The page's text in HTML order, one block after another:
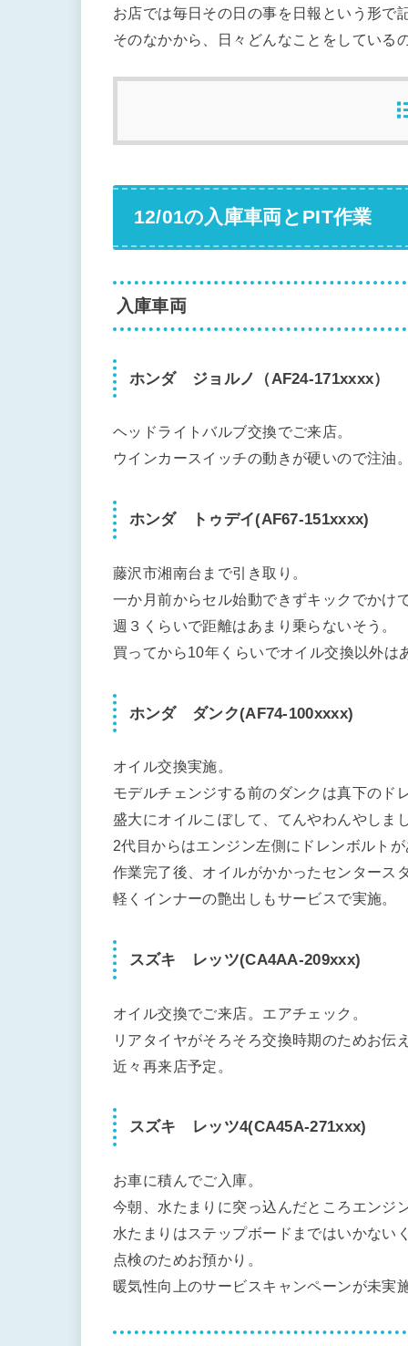
お店では毎日その日の事を日報という形で
そのなかから、日々どんなことをしている
12/01の入庫車両とPIT作業
入庫車両
ホンダ ジョルノ（AF24-171xxxx）
ヘッドライトバルブ交換でご来店。
ウインカースイッチの動きが硬いので注油
ホンダ トゥデイ(AF67-151xxxx)
藤沢市湘南台まで引き取り。
一か月前からセル始動できずキックでかけ
週３くらいで距離はあまり乗らないそう。
買ってから10年くらいでオイル交換以外
ホンダ ダンク(AF74-100xxxx)
オイル交換実施。
モデルチェンジする前のダンクは真下のド
盛大にオイルこぼして、てんやわんやしま
2代目からはエンジン左側にドレンボルト
作業完了後、オイルがかかったセンタース
軽くインナーの艶出しもサービスで実施。
スズキ レッツ(CA4AA-209xxx)
オイル交換でご来店。エアチェック。
リアタイヤがそろそろ交換時期のためお伝
近々再来店予定。
スズキ レッツ4(CA45A-271xxx)
お車に積んでご入庫。
今朝、水たまりに突っ込んだところエンジ
水たまりはステップボードまではいかない
点検のためお預かり。
暖気性向上のサービスキャンペーンが未実